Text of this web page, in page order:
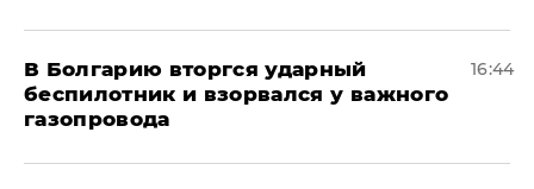
В Болгарию вторгся ударный
беспилотник и взорвался у важного
газопровода
16:44